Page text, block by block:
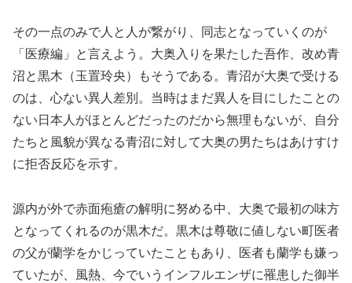
その一点のみで人と人が繋がり、同志となっていくのが
「医療編」と言えよう。大奥入りを果たした吾作、改め青
沼と黒木（玉置玲央）もそうである。青沼が大奥で受ける
のは、心ない異人差別。当時はまだ異人を目にしたことの
ない日本人がほとんどだったのだから無理もないが、自分
たちと風貌が異なる青沼に対して大奥の男たちはあけすけ
に拒否反応を示す。
源内が外で赤面疱瘡の解明に努める中、大奥で最初の味方
となってくれるのが黒木だ。黒木は尊敬に値しない町医者
の父が蘭学をかじっていたこともあり、医者も蘭学も嫌っ
ていたが、風熱、今でいうインフルエンザに罹患した御半